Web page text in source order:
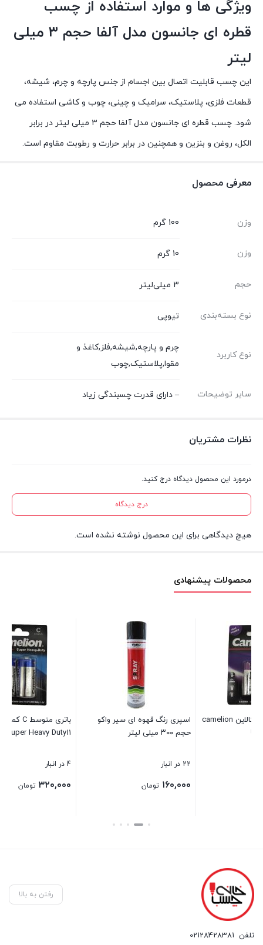
ویژگی ها و موارد استفاده از چسب
قطره ای جانسون مدل آلفا حجم ۳ میلی
لیتر
این چسب قابلیت اتصال بین اجسام از جنس پارچه و چرم، شیشه،
قطعات فلزی، پلاستیک، سرامیک و چینی، چوب و کاشی استفاده می
شود. چسب قطره ای جانسون مدل آلفا حجم ۳ میلی لیتر در برابر
الکل، روغن و بنزین و همچنین در برابر حرارت و رطوبت مقاوم است.
معرفی محصول
وزن 100 گرم
وزن 10 گرم
حجم 3 میلی‌لیتر
نوع بسته‌بندی تیوپی
نوع کاربرد
چرم و پارچه,شیشه,فلز,کاغذ و
مقوا,پلاستیک,چوب
سایر توضیحات – دارای قدرت چسبندگی زیاد
نظرات مشتریان
درمورد این محصول دیدگاه درج کنید.
درج دیدگاه
هیچ دیدگاهی برای این محصول نوشته نشده است.
محصولات پیشنهادی
اسپری رنگ قهوه ای سیر واکو
باتری متوسط C کملیون مدل
Super Heavy Duty11
بستن
رفتن به بالا
تلفن 02128428381